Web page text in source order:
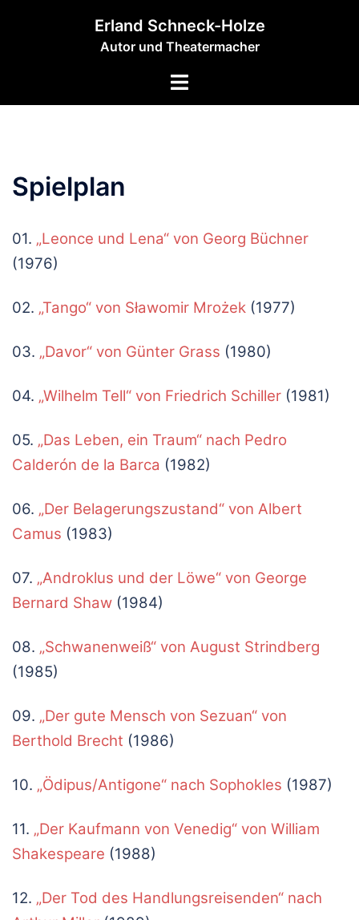
Erland Schneck-Holze
Autor und Theatermacher
Menü
Spielplan
01. „Leonce und Lena“ von Georg Büchner
(1976)
02. „Tango“ von Sławomir Mrożek (1977)
03. „Davor“ von Günter Grass (1980)
04. „Wilhelm Tell“ von Friedrich Schiller (1981)
05. „Das Leben, ein Traum“ nach Pedro
Calderón de la Barca (1982)
06. „Der Belagerungszustand“ von Albert
Camus (1983)
07. „Androklus und der Löwe“ von George
Bernard Shaw (1984)
08. „Schwanenweiß“ von August Strindberg
(1985)
09. „Der gute Mensch von Sezuan“ von
Berthold Brecht (1986)
10. „Ödipus/Antigone“ nach Sophokles (1987)
11. „Der Kaufmann von Venedig“ von William
Shakespeare (1988)
12. „Der Tod des Handlungsreisenden“ nach